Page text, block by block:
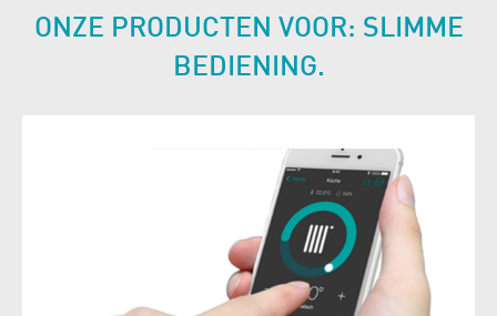
ONZE PRODUCTEN VOOR: SLIMME
BEDIENING.